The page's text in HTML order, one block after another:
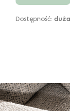
Dostępność: